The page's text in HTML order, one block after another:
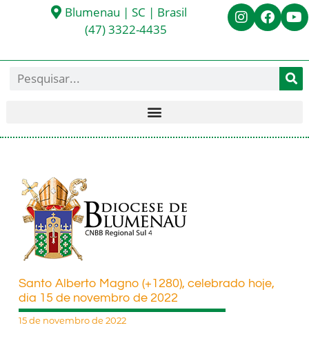
Blumenau | SC | Brasil
(47) 3322-4435
Santo Alberto Magno (+1280), celebrado hoje,
dia 15 de novembro de 2022
15 de novembro de 2022